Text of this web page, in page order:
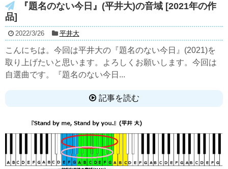
『題名のない今日』(平井大)の音域 [2021年の作
品]
2022/3/26 平井大
こんにちは。今回は平井大の『題名のない今日』(2021)を
取り上げたいと思います。よろしくお願いします。今回は
自選曲です。『題名のない今日...
記事を読む